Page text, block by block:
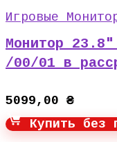
Игровые
Монитор
/00/01 в
5099,00 ₴
Купить без